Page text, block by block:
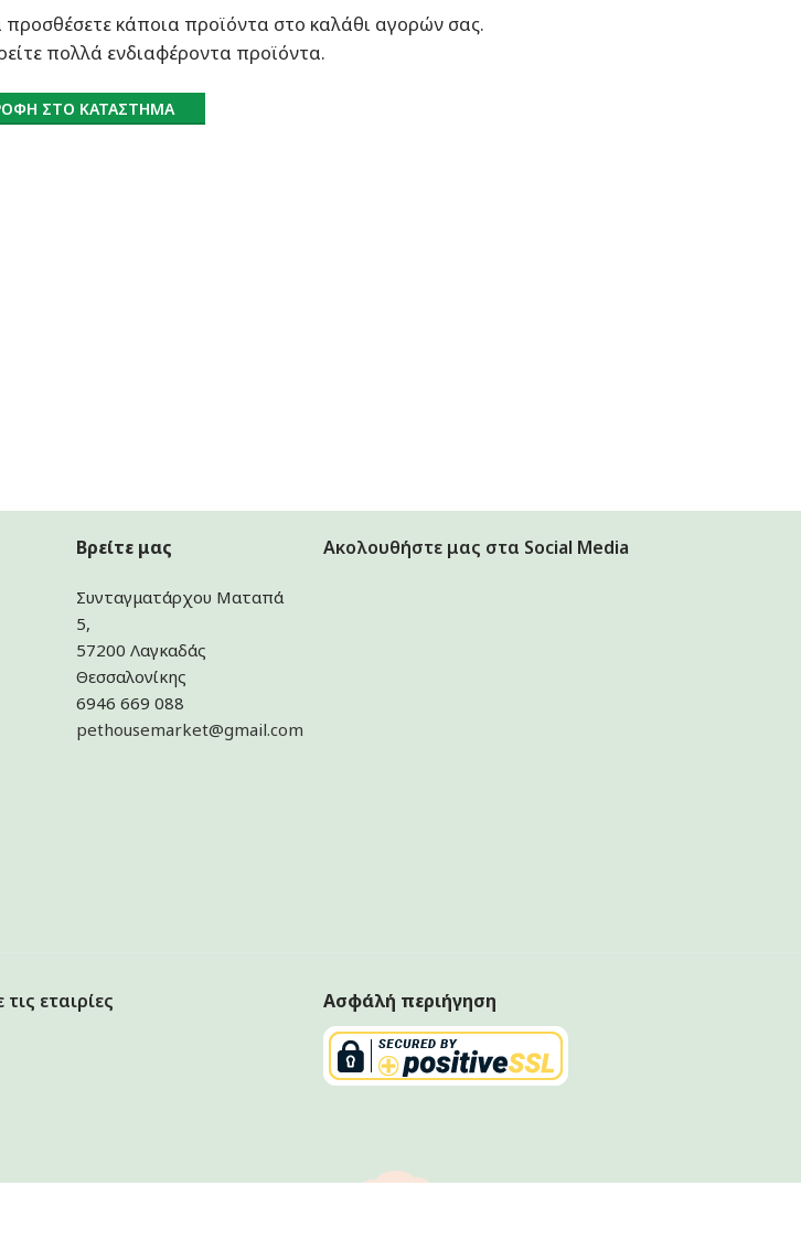
κάποια προϊόντα στο καλάθι αγορών σας.
πολλά ενδιαφέροντα προϊόντα.
ΣΤΟ ΚΑΤΆΣΤΗΜΑ
Βρείτε μας
Συνταγματάρχου Ματαπά
5,
57200 Λαγκαδάς
Θεσσαλονίκης
6946 669 088
pethousemarket@gmail.com
Ακολουθήστε μας στα Social Media
εταιρίες Ασφάλή περιήγηση